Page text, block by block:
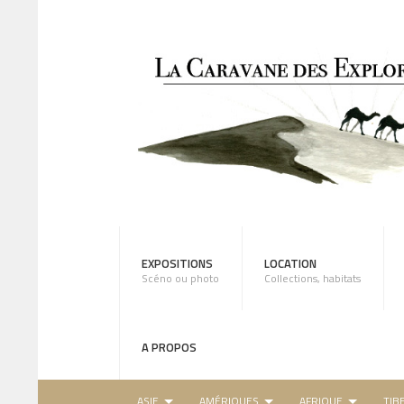
EXPOSITIONS
Scéno ou photo
LOCATION
Collections, habitats
A PROPOS